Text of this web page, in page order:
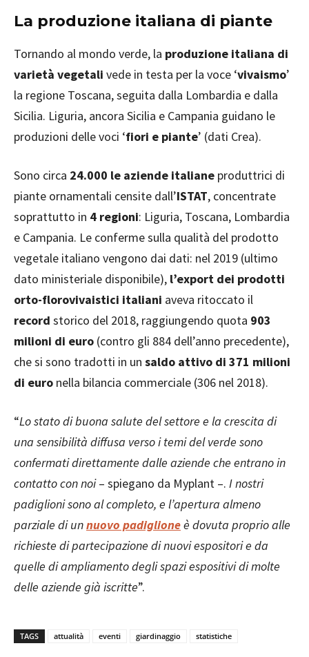
La produzione italiana di piante
Tornando al mondo verde, la produzione italiana di
varietà vegetali vede in testa per la voce ‘vivaismo’
la regione Toscana, seguita dalla Lombardia e dalla
Sicilia. Liguria, ancora Sicilia e Campania guidano le
produzioni delle voci ‘fiori e piante’ (dati Crea).
Sono circa 24.000 le aziende italiane produttrici di
piante ornamentali censite dall’ISTAT, concentrate
soprattutto in 4 regioni: Liguria, Toscana, Lombardia
e Campania. Le conferme sulla qualità del prodotto
vegetale italiano vengono dai dati: nel 2019 (ultimo
dato ministeriale disponibile), l’export dei prodotti
orto-florovivaistici italiani aveva ritoccato il
record storico del 2018, raggiungendo quota 903
milioni di euro (contro gli 884 dell’anno precedente),
che si sono tradotti in un saldo attivo di 371 milioni
di euro nella bilancia commerciale (306 nel 2018).
“Lo stato di buona salute del settore e la crescita di
una sensibilità diffusa verso i temi del verde sono
confermati direttamente dalle aziende che entrano in
contatto con noi– spiegano da Myplant –. I nostri
padiglioni sono al completo, e l’apertura almeno
parziale di unnuovo padiglioneè dovuta proprio alle
richieste di partecipazione di nuovi espositori e da
quelle di ampliamento degli spazi espositivi di molte
delle aziende già iscritte”.
TAGS attualità eventi giardinaggio statistiche